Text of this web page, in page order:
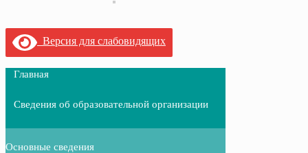
Версия для слабовидящих
Главная
Сведения об образовательной организации
Основные сведения